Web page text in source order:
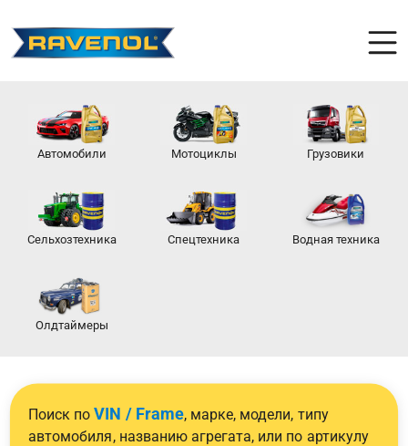
Автомобили Мотоциклы Грузовики
Сельхозтехника Спецтехника Водная техника
Олдтаймеры
Поиск поVIN / Frame, марке, модели, типу
автомобиля, названию агрегата, или по артикулу